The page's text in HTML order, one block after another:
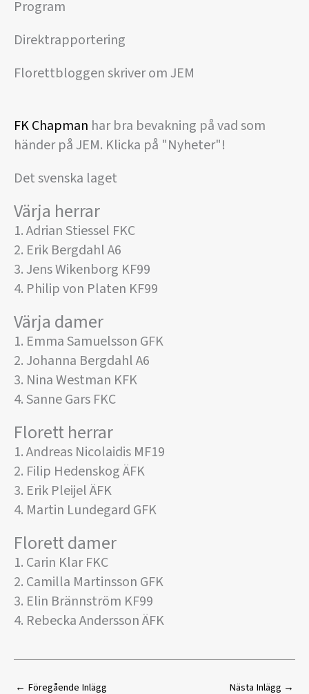
Program
Direktrapportering
Florettbloggen skriver om JEM
FK Chapman har bra bevakning på vad som
händer på JEM. Klicka på "Nyheter"!
Det svenska laget
Värja herrar
1. Adrian Stiessel FKC
2. Erik Bergdahl A6
3. Jens Wikenborg KF99
4. Philip von Platen KF99
Värja damer
1. Emma Samuelsson GFK
2. Johanna Bergdahl A6
3. Nina Westman KFK
4. Sanne Gars FKC
Florett herrar
1. Andreas Nicolaidis MF19
2. Filip Hedenskog ÄFK
3. Erik Pleijel ÄFK
4. Martin Lundegard GFK
Florett damer
1. Carin Klar FKC
2. Camilla Martinsson GFK
3. Elin Brännström KF99
4. Rebecka Andersson ÄFK
← Föregående Inlägg Nästa Inlägg →